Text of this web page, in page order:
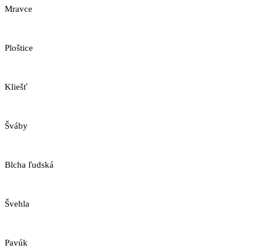
Mravce
Ploštice
Kliešť
Šváby
Blcha ľudská
Švehla
Pavúk